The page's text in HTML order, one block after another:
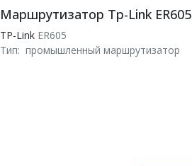
Маршрутизатор Tp-Link ER605
TP-LinkER605
Тип: промышленный маршрутизатор